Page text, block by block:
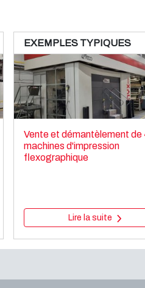
EXEMPLES TYPIQUES
Vente et démantèlement de
machines d'impression
flexographique
Lire la suite